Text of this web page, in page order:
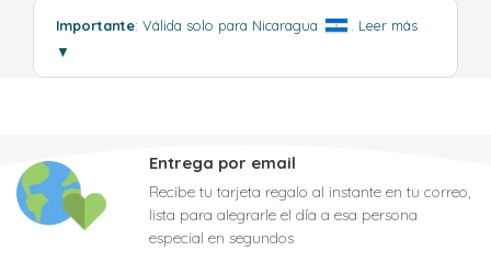
Importante: Válida solo para Nicaragua
Leer más
▼
Entrega por email
Recibe tu tarjeta regalo al instante en tu correo,
lista para alegrarle el día a esa persona
especial en segundos